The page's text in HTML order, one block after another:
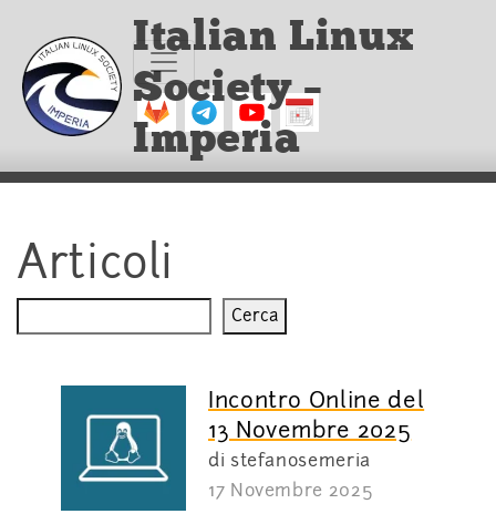
Italian Linux
Society –
Imperia
Articoli
Cerca
Incontro Online del
13 Novembre 2025
di stefanosemeria
17 Novembre 2025